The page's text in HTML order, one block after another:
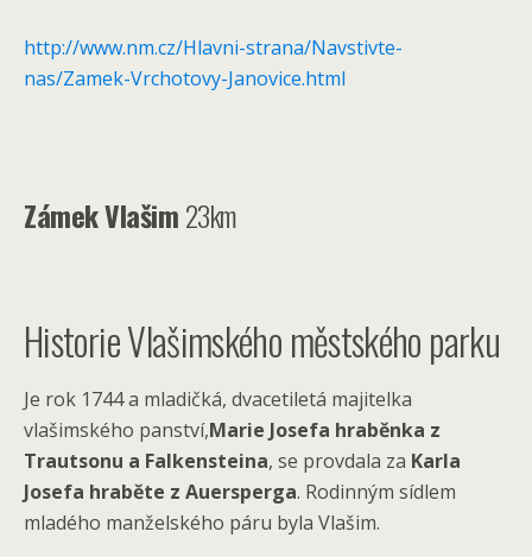
http://www.nm.cz/Hlavni-strana/Navstivte-
nas/Zamek-Vrchotovy-Janovice.html
Zámek Vlašim23km
Historie Vlašimského městského parku
Je rok 1744 a mladičká, dvacetiletá majitelka
vlašimského panství,Marie Josefa hraběnka z
Trautsonu a Falkensteina, se provdala za Karla
Josefa hraběte z Auersperga. Rodinným sídlem
mladého manželského páru byla Vlašim.